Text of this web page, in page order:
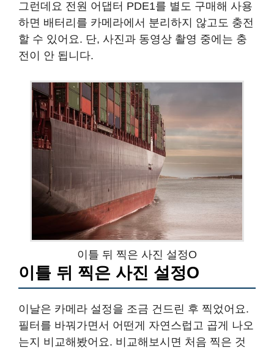
그런데요 전원 어댑터 PDE1를 별도 구매해 사용
하면 배터리를 카메라에서 분리하지 않고도 충전
할 수 있어요. 단, 사진과 동영상 촬영 중에는 충
전이 안 됩니다.
이틀 뒤 찍은 사진 설정O
이틀 뒤 찍은 사진 설정O
이날은 카메라 설정을 조금 건드린 후 찍었어요.
필터를 바꿔가면서 어떤게 자연스럽고 곱게 나오
는지 비교해봤어요. 비교해보시면 처음 찍은 것